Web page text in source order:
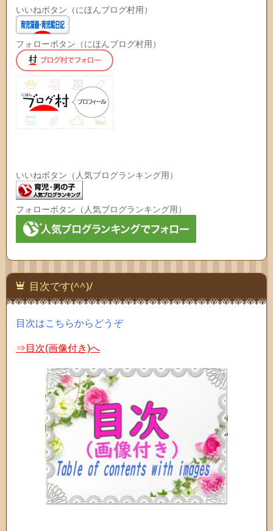
いいねボタン（にほんブログ村用）
フォローボタン（にほんブログ村用）
いいねボタン（人気ブログランキング用）
フォローボタン（人気ブログランキング用）
目次です(^^)/
目次はこちらからどうぞ
⇒目次(画像付き)へ